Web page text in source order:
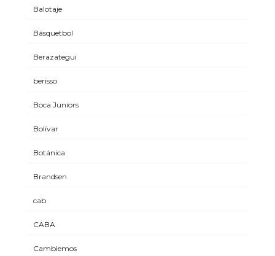
Balotaje
Básquetbol
Berazategui
berisso
Boca Juniors
Bolívar
Botánica
Brandsen
cab
CABA
Cambiemos